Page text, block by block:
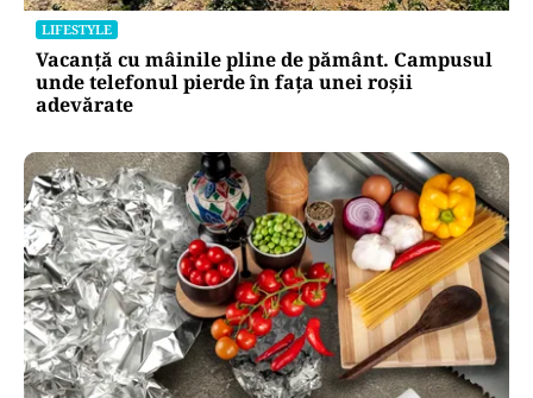
LIFESTYLE
Vacanță cu mâinile pline de pământ. Campusul
unde telefonul pierde în fața unei roșii
adevărate